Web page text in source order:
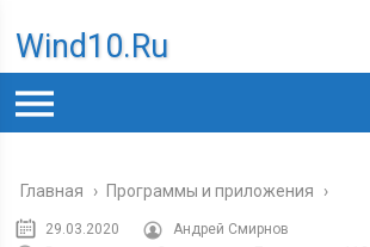
Wind10.ru
Главная › Программы и приложения ›
29.03.2020
Андрей Смирнов